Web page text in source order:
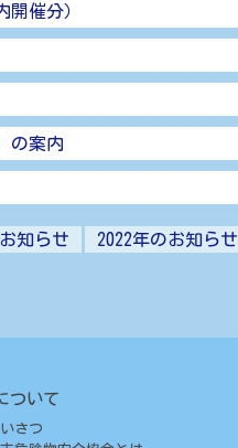
催分）
の案内
知らせ
2022年のお知らせ
ついて
さつ